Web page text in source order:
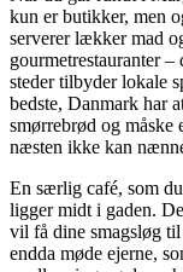
kun er butikker, men
serverer lækker mad
gourmetrestauranter
steder tilbyder lokale
bedste, Danmark har
smørrebrød og måske
næsten ikke kan
En særlig café, som
ligger midt i gaden.
vil få dine smagsløg
endda møde ejerne,